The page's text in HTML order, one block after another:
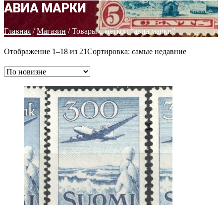
АВИА МАРКИ
Главная /Магазин / Товары с меткой “авиа марки”
Отображение 1–18 из 21Сортировка: самые недавние